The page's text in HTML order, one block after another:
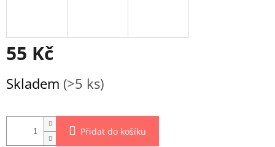
55 Kč
cena:
Skladem (>5 ks)
Přidat do košíku